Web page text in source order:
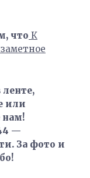
что К
или
нам!
—
За фото и